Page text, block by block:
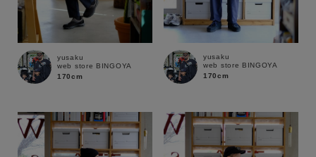
yusaku
web store BINGOYA
170cm
yusaku
web store BINGOYA
170cm